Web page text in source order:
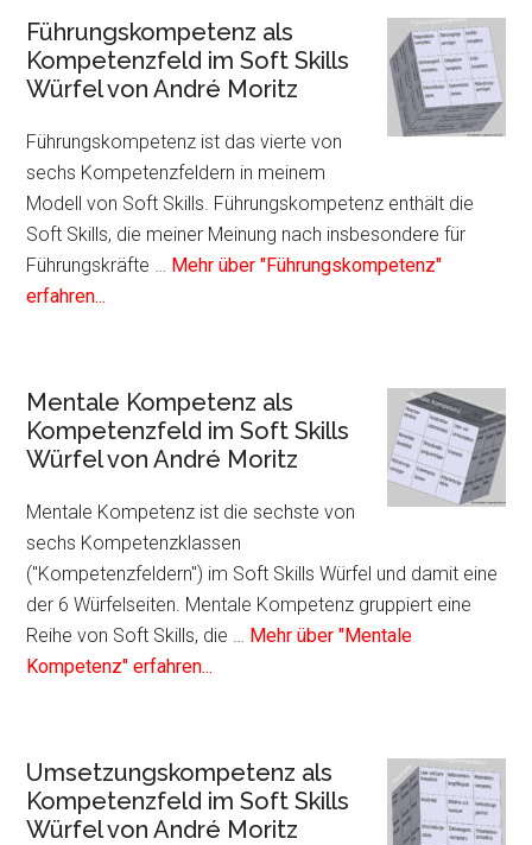
Personale
Kompetenz
als
im
Soft
Skills
Würfel
von
Führungskompetenz als
Kompetenzfeld im Soft Skills
Würfel von André Moritz
Führungskompetenz ist das vierte von
sechs Kompetenzfeldern in meinem
Modell von Soft Skills. Führungskompetenz enthält die
Soft Skills, die meiner Meinung nach insbesondere für
Führungskräfte … Mehr über "Führungskompetenz"
erfahren...
Führungskompetenz
als
Kompetenzfeld
Soft
Skills
Würfel
von
André
Moritz
Mentale Kompetenz als
Kompetenzfeld im Soft Skills
Würfel von André Moritz
Mentale Kompetenz ist die sechste von
sechs Kompetenzklassen
("Kompetenzfeldern") im Soft Skills Würfel und damit eine
der 6 Würfelseiten. Mentale Kompetenz gruppiert eine
Reihe von Soft Skills, die … Mehr über "Mentale
Kompetenz" erfahren...
Mentale
Kompetenz
als
Umsetzungskompetenz als
Kompetenzfeld im Soft Skills
Würfel von André Moritz